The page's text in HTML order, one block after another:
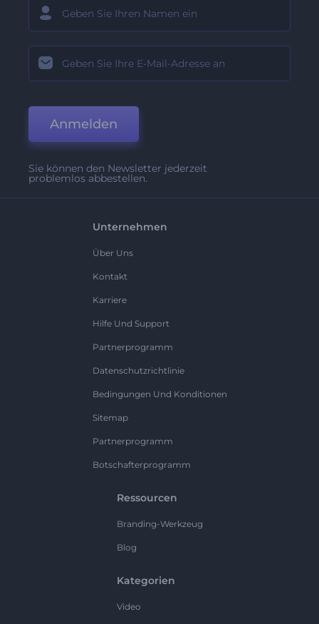
Anmelden
Sie können den Newsletter jederzeit
problemlos abbestellen.
Unternehmen
Über Uns
Kontakt
Karriere
Hilfe Und Support
Partnerprogramm
Datenschutzrichtlinie
Bedingungen Und Konditionen
Sitemap
Partnerprogramm
Botschafterprogramm
Ressourcen
Branding-Werkzeug
Blog
Kategorien
Video